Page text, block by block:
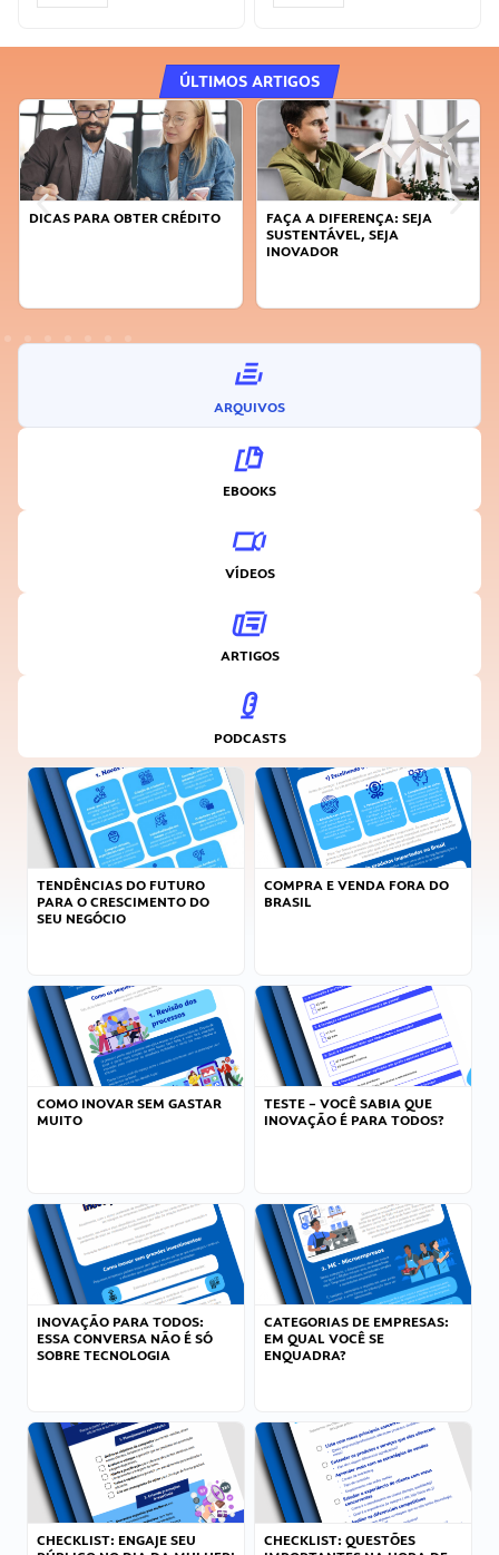
ÚLTIMOS ARTIGOS
DICAS PARA OBTER CRÉDITO
FAÇA A DIFERENÇA: SEJA
SUSTENTÁVEL, SEJA
INOVADOR
ARQUIVOS
EBOOKS
VÍDEOS
ARTIGOS
PODCASTS
TENDÊNCIAS DO FUTURO
PARA O CRESCIMENTO DO
SEU NEGÓCIO
COMPRA E VENDA FORA DO
BRASIL
COMO INOVAR SEM GASTAR
MUITO
TESTE – VOCÊ SABIA QUE
INOVAÇÃO É PARA TODOS?
INOVAÇÃO PARA TODOS:
ESSA CONVERSA NÃO É SÓ
SOBRE TECNOLOGIA
CATEGORIAS DE EMPRESAS:
EM QUAL VOCÊ SE
ENQUADRA?
CHECKLIST: ENGAJE SEU
CHECKLIST: QUESTÕES